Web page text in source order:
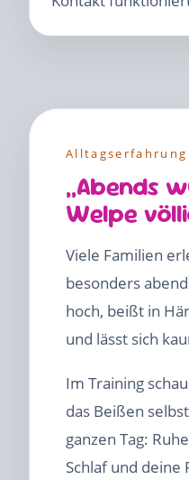
Alltagserfahrung
„Abends
Welpe
Viele Familien
besonders
hoch, beißt in
und lässt sich
Im Training
das Beißen
ganzen Tag:
Schlaf und deine